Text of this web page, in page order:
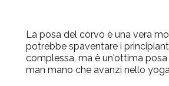
La posa del corvo è una vera
potrebbe spaventare i
complessa, ma è un'ottima posa
man mano che avanzi nello